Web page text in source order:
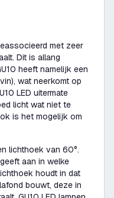
met zeer
Dit is allang
heeft namelijk een
wat neerkomt op
LED uitermate
licht wat niet te
is het mogelijk om
lichthoek van 60°.
aan in welke
houdt in dat
bouwt, deze in